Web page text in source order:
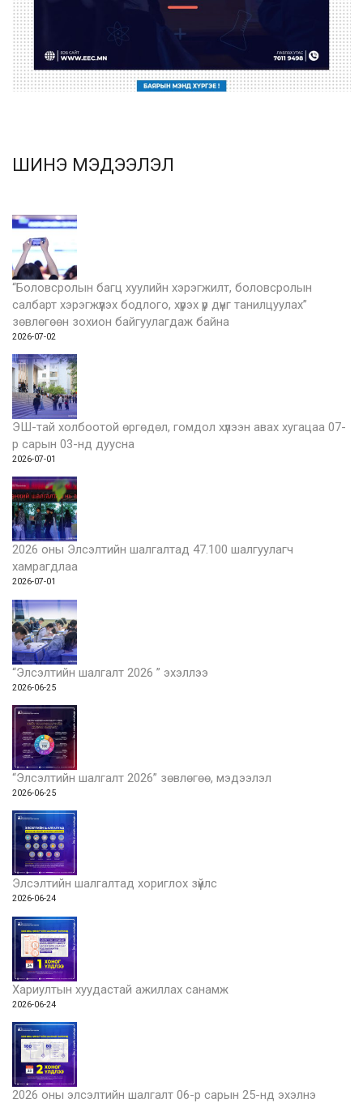
ШИНЭ МЭДЭЭЛЭЛ
“Боловсролын багц хуулийн хэрэгжилт, боловсролын
салбарт хэрэгжүүлэх бодлого, хүрэх үр дүнг танилцуулах”
зөвлөгөөн зохион байгуулагдаж байна
2026-07-02
ЭШ-тай холбоотой өргөдөл, гомдол хүлээн авах хугацаа 07-
р сарын 03-нд дуусна
2026-07-01
2026 оны Элсэлтийн шалгалтад 47.100 шалгуулагч
хамрагдлаа
2026-07-01
“Элсэлтийн шалгалт 2026 ” эхэллээ
2026-06-25
“Элсэлтийн шалгалт 2026” зөвлөгөө, мэдээлэл
2026-06-25
Элсэлтийн шалгалтад хориглох зүйлс
2026-06-24
Хариултын хуудастай ажиллах санамж
2026-06-24
2026 оны элсэлтийн шалгалт 06-р сарын 25-нд эхэлнэ